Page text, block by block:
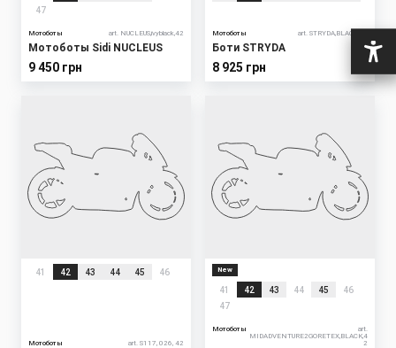
47
Мотоботы art. NUCLEUS,ivyblack,42
Мотоботы Sidi NUCLEUS
9 450 грн
Мотоботы art. STRYDA,BLACK,42
Боти STRYDA
8 925 грн
41 42 43 44 45 46
Мотоботы art. S117, 026, 42
New
41 42 43 44 45
46
47
Мотоботы
art.
MIDADVENTURE2GORETEX,BLACK,4
2